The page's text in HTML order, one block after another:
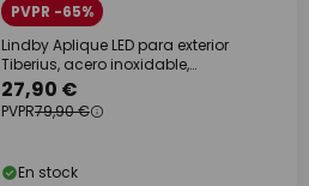
PVPR -65%
Lindby Aplique LED para exterior
Tiberius, acero inoxidable,
arriba/abajo, IP44
27,90 €
PVPR79,90 €
En stock